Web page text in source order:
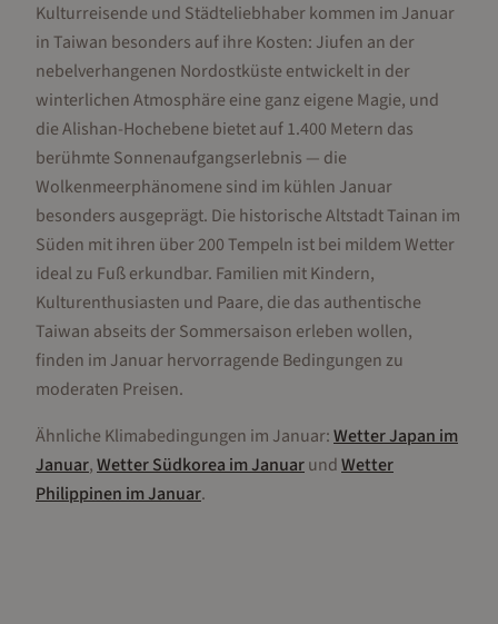
Kulturreisende und Städteliebhaber kommen im Januar
in Taiwan besonders auf ihre Kosten: Jiufen an der
nebelverhangenen Nordostküste entwickelt in der
winterlichen Atmosphäre eine ganz eigene Magie, und
die Alishan-Hochebene bietet auf 1.400 Metern das
berühmte Sonnenaufgangserlebnis — die
Wolkenmeerphänomene sind im kühlen Januar
besonders ausgeprägt. Die historische Altstadt Tainan im
Süden mit ihren über 200 Tempeln ist bei mildem Wetter
ideal zu Fuß erkundbar. Familien mit Kindern,
Kulturenthusiasten und Paare, die das authentische
Taiwan abseits der Sommersaison erleben wollen,
finden im Januar hervorragende Bedingungen zu
moderaten Preisen.
Ähnliche Klimabedingungen im Januar:WetterJapan im
Januar,WetterSüdkorea imJanuarundWetter
Philippinen imJanuar.